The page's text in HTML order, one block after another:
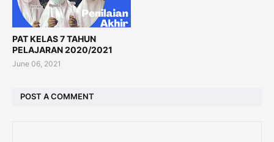
PAT KELAS 7 TAHUN
PELAJARAN 2020/2021
June 06, 2021
POST A COMMENT